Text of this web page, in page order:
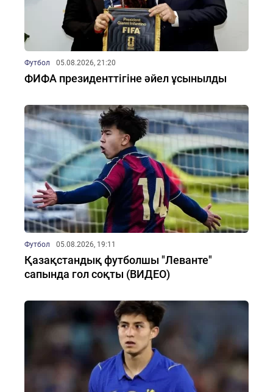
Футбол 05.08.2026, 21:20
ФИФА президенттігіне әйел ұсынылды
Футбол 05.08.2026, 19:11
Қазақстандық футболшы "Леванте"
сапында гол соқты (ВИДЕО)